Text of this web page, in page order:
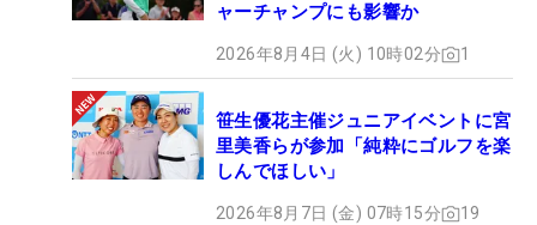
ャーチャンプにも影響か
2026年8月4日 (火) 10時02分 1
笹生優花主催ジュニアイベントに宮
里美香らが参加「純粋にゴルフを楽
しんでほしい」
2026年8月7日 (金) 07時15分 19